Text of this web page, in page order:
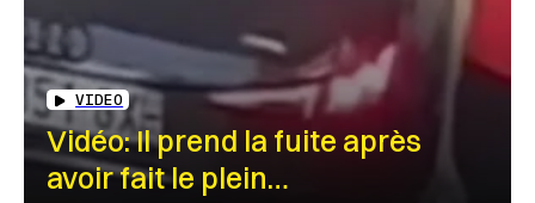
VIDEO
Vidéo: Il prend la fuite après
avoir fait le plein…